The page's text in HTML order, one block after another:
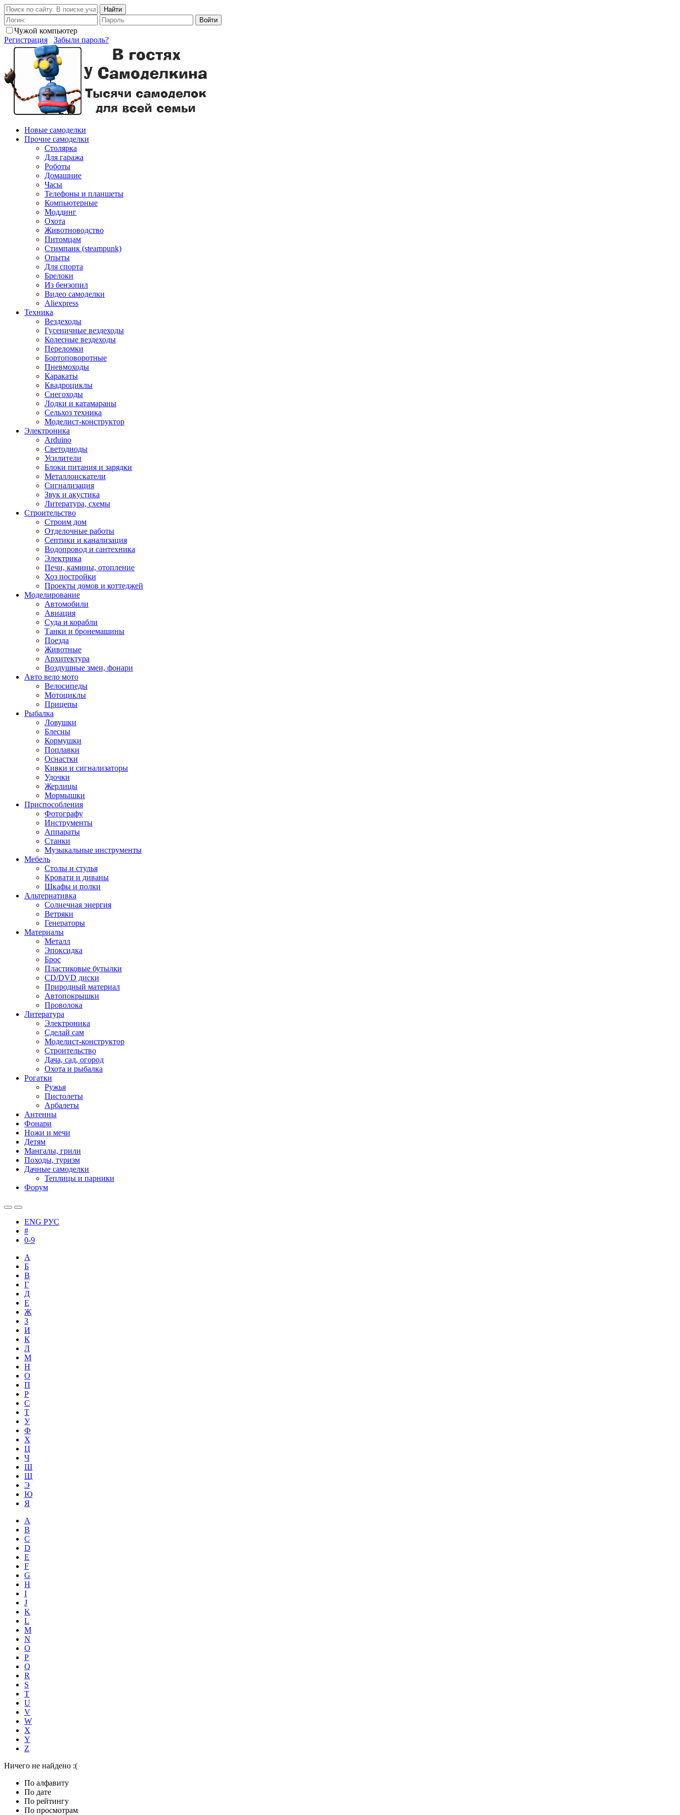
Найти
Войти
Чужой компьютер
Регистрация
Забыли пароль?
Новые самоделки
Прочие самоделки
Столярка
Для гаража
Роботы
Домашние
Часы
Телефоны и планшеты
Компьютерные
Моддинг
Охота
Животноводство
Питомцам
Стимпанк (steampunk)
Опыты
Для спорта
Брелоки
Из бензопил
Видео самоделки
Aliexpress
Техника
Вездеходы
Гусеничные вездеходы
Колесные вездеходы
Переломки
Бортоповоротные
Пневмоходы
Каракаты
Квадроциклы
Снегоходы
Лодки и катамараны
Сельхоз техника
Моделист-конструктор
Электроника
Arduino
Светодиоды
Усилители
Блоки питания и зарядки
Металлоискатели
Сигнализация
Звук и акустика
Литература, схемы
Строительство
Строим дом
Отделочные работы
Септики и канализация
Водопровод и сантехника
Электрика
Печи, камины, отопление
Хоз постройки
Проекты домов и коттеджей
Моделирование
Автомобили
Авиация
Суда и корабли
Танки и бронемашины
Поезда
Животные
Архитектура
Воздушные змеи, фонари
Авто вело мото
Велосипеды
Мотоциклы
Прицепы
Рыбалка
Ловушки
Блесны
Кормушки
Поплавки
Оснастки
Кивки и сигнализаторы
Удочки
Жерлицы
Мормышки
Приспособления
Фотографу
Инструменты
Аппараты
Станки
Музыкальные инструменты
Мебель
Столы и стулья
Кровати и диваны
Шкафы и полки
Альтернативка
Солнечная энергия
Ветряки
Генераторы
Материалы
Металл
Эпоксидка
Брос
Пластиковые бутылки
CD/DVD диски
Природный материал
Автопокрышки
Проволока
Литература
Электроника
Сделай сам
Моделист-конструктор
Строительство
Дача, сад, огород
Охота и рыбалка
Рогатки
Ружья
Пистолеты
Арбалеты
Антенны
Фонари
Ножи и мечи
Детям
Мангалы, грили
Походы, туризм
Дачные самоделки
Теплицы и парники
Форум
ENG РУС
#
0-9
А
Б
В
Г
Д
Е
Ж
З
И
К
Л
М
Н
О
П
Р
С
Т
У
Ф
Х
Ц
Ч
Ш
Щ
Э
Ю
Я
A
B
C
D
E
F
G
H
I
J
K
L
M
N
O
P
Q
R
S
T
U
V
W
X
Y
Z
Ничего не найдено :(
По алфавиту
По дате
По рейтингу
По просмотрам